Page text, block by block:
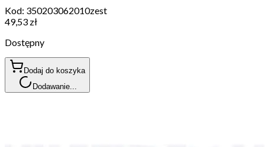
Kod: 350203062010zest
49,53 zł
Dostępny
Dodaj do koszyka
Dodawanie...